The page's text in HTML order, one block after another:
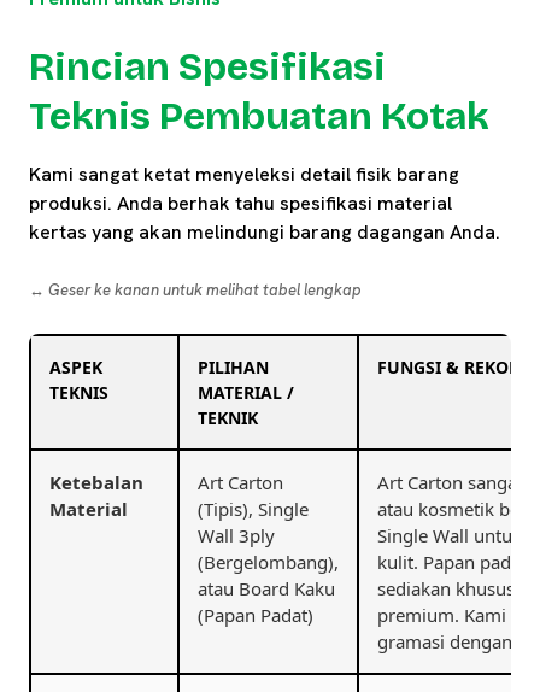
Rincian Spesifikasi
Teknis Pembuatan Kotak
Kami sangat ketat menyeleksi detail fisik barang
produksi. Anda berhak tahu spesifikasi material
kertas yang akan melindungi barang dagangan Anda.
↔️ Geser ke kanan untuk melihat tabel lengkap
ASPEK
TEKNIS
PILIHAN
MATERIAL /
TEKNIK
FUNGSI &
Ketebalan
Material
Art Carton
(Tipis), Single
Wall 3ply
(Bergelombang),
atau Board Kaku
(Papan Padat)
Art Carton sangat
atau kosmetik
Single Wall untuk
kulit. Papan padat
sediakan khusus
premium. Kami
gramasi dengan